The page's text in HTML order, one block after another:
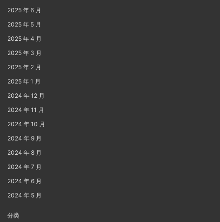
2025 年 6 月
2025 年 5 月
2025 年 4 月
2025 年 3 月
2025 年 2 月
2025 年 1 月
2024 年 12 月
2024 年 11 月
2024 年 10 月
2024 年 9 月
2024 年 8 月
2024 年 7 月
2024 年 6 月
2024 年 5 月
分类